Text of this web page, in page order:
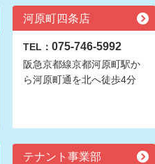
河原町四条店
TEL： 075-746-5992
阪急京都線京都河原町駅か
ら河原町通を北へ徒歩4分
テナント事業部